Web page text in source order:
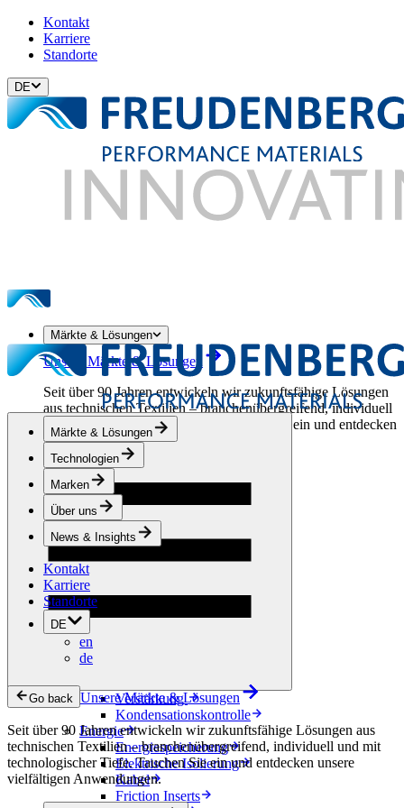
Kontakt
Karriere
Standorte
DE
Märkte & Lösungen
Unsere Märkte & Lösungen
Seit über 90 Jahren entwickeln wir zukunftsfähige Lösungen
aus technischen Textilien – branchenübergreifend, individuell
und mit technologischer Tiefe. Tauchen Sie ein und entdecken
unsere vielfältigen Anwendungen.
Bekleidung & Schuhe
Mode
Sportbekleidung
Schuhe
Hobbyschneiderei
Bauwesen
Entwässerung
Verstärkung
Kondensationskontrolle
Energie
Energiespeicherung
Elektrische Isolierung
Kabel
Friction Inserts
Märkte & Lösungen
Technologien
Marken
Über uns
News & Insights
Kontakt
Karriere
Standorte
DE
en
de
Go back Unsere Märkte & Lösungen
Seit über 90 Jahren entwickeln wir zukunftsfähige Lösungen aus
technischen Textilien – branchenübergreifend, individuell und mit
technologischer Tiefe. Tauchen Sie ein und entdecken unsere
vielfältigen Anwendungen.